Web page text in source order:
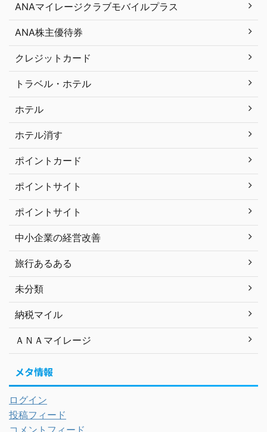
ANAマイレージクラブモバイルプラス
ANA株主優待券
クレジットカード
トラベル・ホテル
ホテル
ホテル消す
ポイントカード
ポイントサイト
ポイントサイト
中小企業の経営改善
旅行あるある
未分類
納税マイル
ＡＮＡマイレージ
メタ情報
ログイン
投稿フィード
コメントフィード